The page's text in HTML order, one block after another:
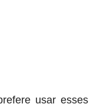
usar esses